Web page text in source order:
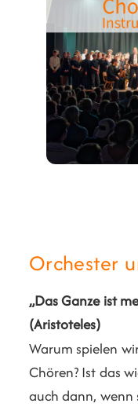
Orchester
„Das Ganze ist
(Aristoteles)
Warum spielen
Chören? Ist das
auch dann, wenn